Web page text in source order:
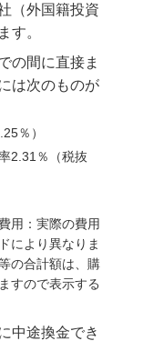
との関係遮断に
説明
入時手数料率を
（外国籍投資
す。
の間に直接ま
は次のものが
％）
2.31％（税抜
用：実際の費用
により異なりま
の合計額は、購
すので表示する
中途換金でき